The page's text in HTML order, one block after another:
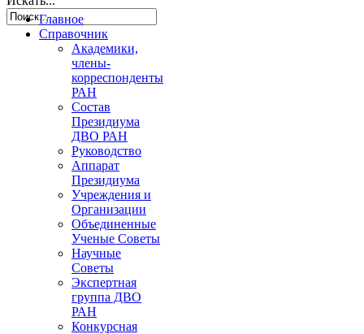
Главное
Справочник
Академики,
члены-
корреспонденты
РАН
Состав
Президиума
ДВО РАН
Руководство
Аппарат
Президиума
Учреждения и
Организации
Объединенные
Ученые Советы
Научные
Советы
Экспертная
группа ДВО
РАН
Конкурсная